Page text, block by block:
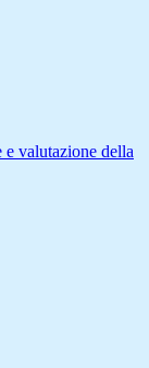
e valutazione della